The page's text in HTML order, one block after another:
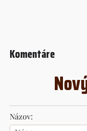
Komentáre
Názov: